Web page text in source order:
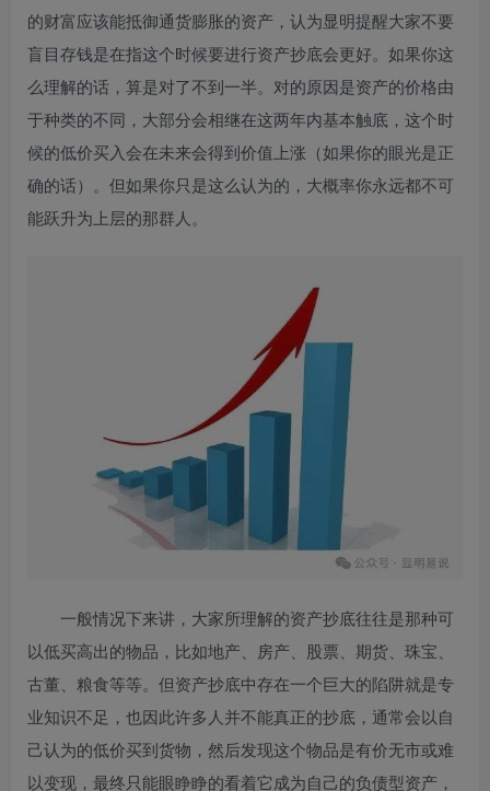
的财富应该能抵御通货膨胀的资产，认为显明提醒大家不要
盲目存钱是在指这个时候要进行资产抄底会更好。如果你这
么理解的话，算是对了不到一半。对的原因是资产的价格由
于种类的不同，大部分会相继在这两年内基本触底，这个时
候的低价买入会在未来会得到价值上涨（如果你的眼光是正
确的话）。但如果你只是这么认为的，大概率你永远都不可
能跃升为上层的那群人。
一般情况下来讲，大家所理解的资产抄底往往是那种可
以低买高出的物品，比如地产、房产、股票、期货、珠宝、
古董、粮食等等。但资产抄底中存在一个巨大的陷阱就是专
业知识不足，也因此许多人并不能真正的抄底，通常会以自
己认为的低价买到货物，然后发现这个物品是有价无市或难
以变现，最终只能眼睁睁的看着它成为自己的负债型资产，